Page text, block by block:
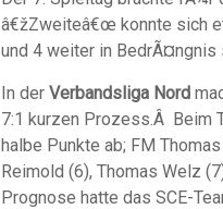
â€žZweiteâ€œ konnte sich
und 4 weiter in BedrÃ¤ngnis
In der Verbandsliga Nord
7:1 kurzen Prozess.Â Beim
halbe Punkte ab; FM
Reimold (6), Thomas Welz
Prognose hatte das SCE-